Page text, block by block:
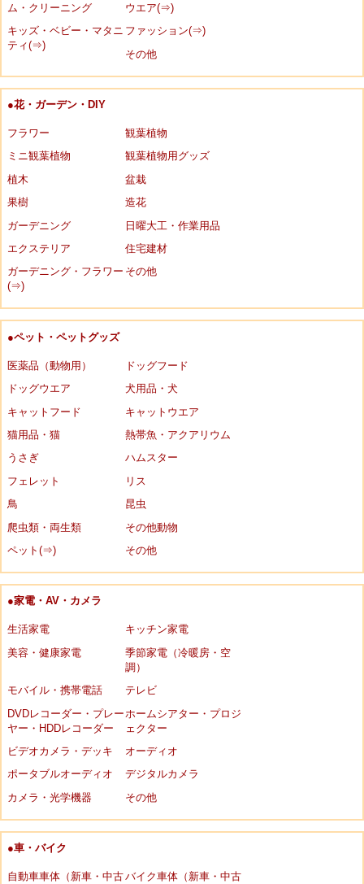
ム・クリーニング
ウエア(⇒)
キッズ・ベビー・マタニ
ティ(⇒)
ファッション(⇒)
その他
●花・ガーデン・DIY
フラワー
観葉植物
ミニ観葉植物
観葉植物用グッズ
植木
盆栽
果樹
造花
ガーデニング
日曜大工・作業用品
エクステリア
住宅建材
ガーデニング・フラワー
(⇒)
その他
●ペット・ペットグッズ
医薬品（動物用）
ドッグフード
ドッグウエア
犬用品・犬
キャットフード
キャットウエア
猫用品・猫
熱帯魚・アクアリウム
うさぎ
ハムスター
フェレット
リス
鳥
昆虫
爬虫類・両生類
その他動物
ペット(⇒)
その他
●家電・AV・カメラ
生活家電
キッチン家電
美容・健康家電
季節家電（冷暖房・空
調）
モバイル・携帯電話
テレビ
DVDレコーダー・プレー
ヤー・HDDレコーダー
ホームシアター・プロジ
ェクター
ビデオカメラ・デッキ
オーディオ
ポータブルオーディオ
デジタルカメラ
カメラ・光学機器
その他
●車・バイク
自動車車体（新車・中古バイク車体（新車・中古